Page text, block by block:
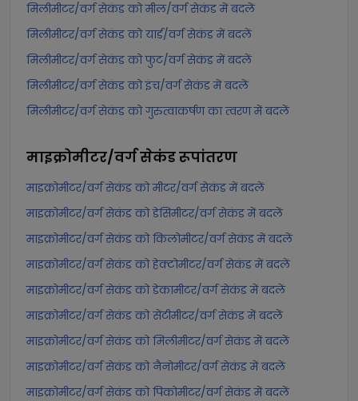
मिलीमीटर/वर्ग सेकंड को मील/वर्ग सेकंड में बदलें
मिलीमीटर/वर्ग सेकंड को यार्ड/वर्ग सेकंड में बदलें
मिलीमीटर/वर्ग सेकंड को फुट/वर्ग सेकंड में बदलें
मिलीमीटर/वर्ग सेकंड को इंच/वर्ग सेकंड में बदलें
मिलीमीटर/वर्ग सेकंड को गुरुत्वाकर्षण का त्वरण में बदलें
माइक्रोमीटर/वर्ग सेकंडरूपांतरण
माइक्रोमीटर/वर्ग सेकंड को मीटर/वर्ग सेकंड में बदलें
माइक्रोमीटर/वर्ग सेकंड को डेसिमीटर/वर्ग सेकंड में बदलें
माइक्रोमीटर/वर्ग सेकंड को किलोमीटर/वर्ग सेकंड में बदलें
माइक्रोमीटर/वर्ग सेकंड को हेक्टोमीटर/वर्ग सेकंड में बदलें
माइक्रोमीटर/वर्ग सेकंड को डेकामीटर/वर्ग सेकंड में बदलें
माइक्रोमीटर/वर्ग सेकंड को सेंटीमीटर/वर्ग सेकंड में बदलें
माइक्रोमीटर/वर्ग सेकंड को मिलीमीटर/वर्ग सेकंड में बदलें
माइक्रोमीटर/वर्ग सेकंड को नैनोमीटर/वर्ग सेकंड में बदलें
माइक्रोमीटर/वर्ग सेकंड को पिकोमीटर/वर्ग सेकंड में बदलें